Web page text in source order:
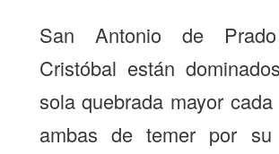
San Antonio de
Cristóbal están
sola quebrada mayor
ambas de temer por